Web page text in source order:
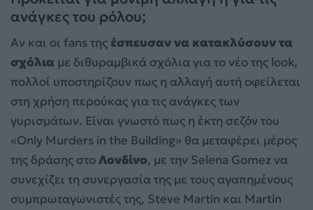
ανάγκες του ρόλου;
Αν και οι fans της έσπευσαν να κατακλύσουν τα
σχόλια με διθυραμβικά σχόλια για το νέο της look,
πολλοί υποστηρίζουν πως η αλλαγή αυτή οφείλεται
στη χρήση περούκας για τις ανάγκες των
γυρισμάτων. Είναι γνωστό πως η έκτη σεζόν του
«Only Murders in the Building» θα μεταφέρει μέρος
της δράσης στοΛονδίνο, με την Selena Gomez να
συνεχίζει τη συνεργασία της με τους αγαπημένους
συμπρωταγωνιστές της, Steve Martin και Martin